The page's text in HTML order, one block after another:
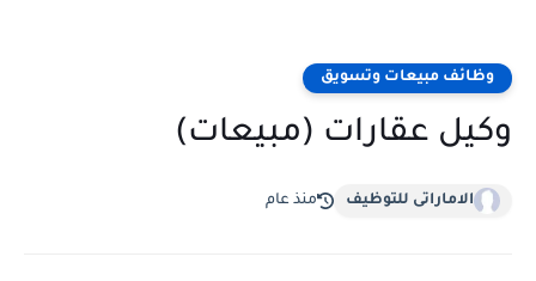
وظائف مبيعات وتسويق
وكيل عقارات (مبيعات)
الاماراتى للتوظيف منذ عام